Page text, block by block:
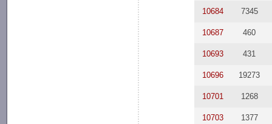
10684 7345
10687 460
10693 431
10696 19273
10701 1268
10703 1377